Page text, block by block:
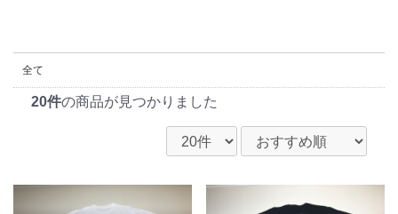
全て
20件の商品が見つかりました